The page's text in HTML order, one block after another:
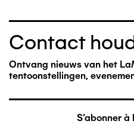
Contact
Ontvang nieuws van het
tentoonstellingen,
S'abonner à